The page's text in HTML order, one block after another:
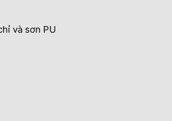
và sơn PU